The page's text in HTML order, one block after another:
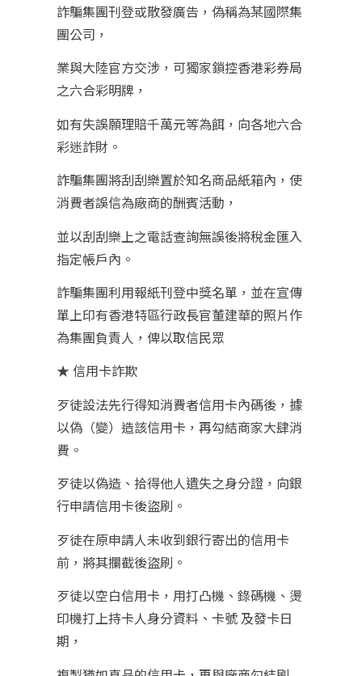
詐騙集團刊登或散發廣告，偽稱為某國際集
團公司，
業與大陸官方交涉，可獨家鎖控香港彩券局
之六合彩明牌，
如有失誤願理賠千萬元等為餌，向各地六合
彩迷詐財。
詐騙集團將刮刮樂置於知名商品紙箱內，使
消費者誤信為廠商的酬賓活動，
並以刮刮樂上之電話查詢無誤後將稅金匯入
指定帳戶內。
詐騙集團利用報紙刊登中獎名單，並在宣傳
單上印有香港特區行政長官董建華的照片作
為集團負責人，俾以取信民眾
★ 信用卡詐欺
歹徒設法先行得知消費者信用卡內碼後，據
以偽（變）造該信用卡，再勾結商家大肆消
費。
歹徒以偽造、拾得他人遺失之身分證，向銀
行申請信用卡後盜刷。
歹徒在原申請人未收到銀行寄出的信用卡
前，將其攔截後盜刷。
歹徒以空白信用卡，用打凸機、錄碼機、燙
印機打上持卡人身分資料、卡號 及發卡日
期，